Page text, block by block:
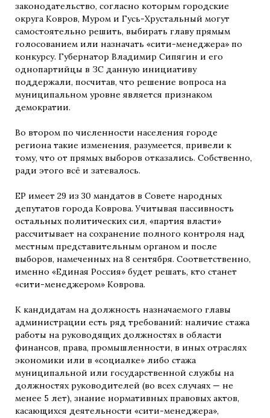
законодательство, согласно которым городские
округа Ковров, Муром и Гусь-Хрустальный могут
самостоятельно решить, выбирать главу прямым
голосованием или назначать «сити-менеджера» по
конкурсу. Губернатор Владимир Сипягин и его
однопартийцы в ЗС данную инициативу
поддержали, посчитав, что решение вопроса на
муниципальном уровне является признаком
демократии.
Во втором по численности населения городе
региона такие изменения, разумеется, привели к
тому, что от прямых выборов отказались. Собственно,
ради этого всё и затевалось.
ЕР имеет 29 из 30 мандатов в Совете народных
депутатов города Коврова. Учитывая пассивность
остальных политических сил, «партия власти»
рассчитывает на сохранение полного контроля над
местным представительным органом и после
выборов, намеченных на 8 сентября. Соответственно,
именно «Единая Россия» будет решать, кто станет
«сити-менеджером» Коврова.
К кандидатам на должность назначаемого главы
администрации есть ряд требований: наличие стажа
работы на руководящих должностях в области
финансов, права, промышленности, в иных отраслях
экономики или в «социалке» либо стажа
муниципальной или государственной службы на
должностях руководителей (во всех случаях — не
менее 5 лет), знание нормативных правовых актов,
касающихся деятельности «сити-менеджера»,